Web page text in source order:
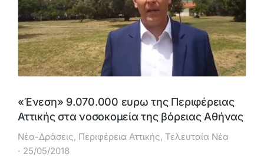
«Ένεση» 9.070.000 ευρω της Περιφέρειας
Αττικής στα νοσοκομεία της βόρειας Αθήνας
Νέα-Δράσεις, Περιφέρεια Αττικής, Τελευταία Νέα
25/05/2018